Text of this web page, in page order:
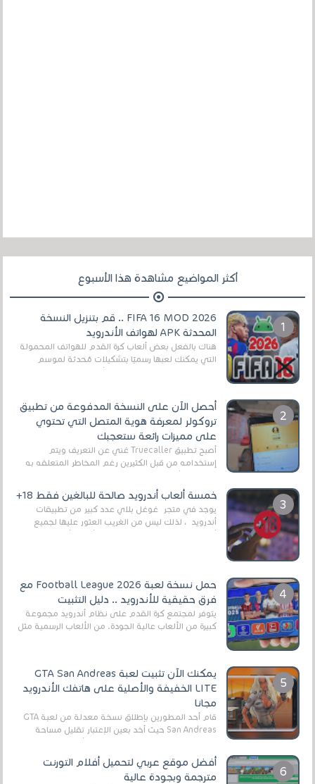
أكثر المواضيع مشاهدة هذا الأسبوع
FIFA 16 MOD 2026 .. قم بتنزيل النسخة
المحدثة APK لهواتف الأندرويد
هناك بالفعل بعض ألعاب كرة القدم للهواتف المحمولة
التي يمكنك لعبها رسميًا بتشكيلات مُحدثة لموسم
أحصل الآن على النسخة المدفوعة من تطبيق
تروكولر لمعرفة هوية المتصل التي تحتوي
على مميزات رائعة ستعجبك
أصبح تطبيق Truecaller غني عن التعريف ويتم
إستخدامه من قبل الكثيرين رغم المخاطر المتعلقه به
خمسة ألعاب أندرويد صالحة للبالغين فقط 18+
يوجد في متجر غوغل بلاي عدد كبير من تطبيقات
أندرويد ، لذلك ليس من الغريب العثور عليها لجميع
حمل نسخة لعبة Football League 2026 مع
فرق حقيقية للأندرويد .. دليل التثبيت
يتوفر لمجتمع كرة القدم على نظام أندرويد مجموعة
كبيرة من الألعاب عالية الجودة. من الألعاب الرسمية مثل
يمكنك الآن تثبيت لعبة GTA San Andreas
LITE الخفيفة والأصلية على هاتفك الأندرويد
مجانا
قام أحد المطورين بإطلاق نسخة معدلة من لعبة GTA
San Andreas حيث أخد بعين الإعتبار تقليل مساحة
أفضل موقع عربي لتحميل أفلام التورنت
مترجمة وبجودة عالية